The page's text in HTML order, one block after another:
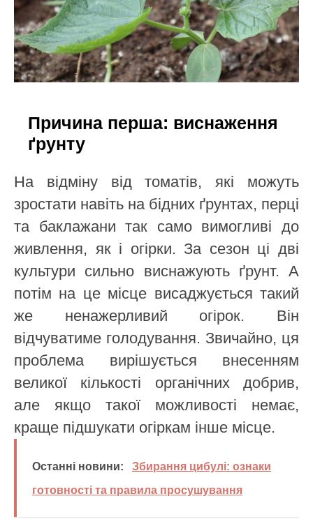
Причина перша: виснаження
ґрунту
На відміну від томатів, які можуть
зростати навіть на бідних ґрунтах, перці
та баклажани так само вимогливі до
живлення, як і огірки. За сезон ці дві
культури сильно виснажують ґрунт. А
потім на це місце висаджується такий
же ненажерливий огірок. Він
відчуватиме голодування. Звичайно, ця
проблема вирішується внесенням
великої кількості органічних добрив,
але якщо такої можливості немає,
краще підшукати огіркам інше місце.
Останні новини:
Збирання цибулі: ознаки
готовності та правила просушування